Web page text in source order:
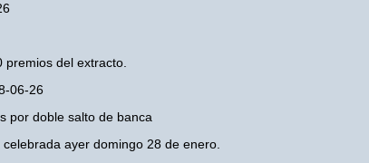
del extracto.
06-26
por doble salto de banca
ayer domingo 28 de enero.